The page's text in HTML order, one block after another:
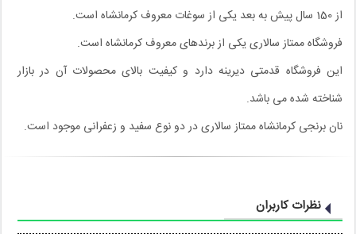
از 150 سال پیش به بعد یکی از سوغات معروف کرمانشاه است.
فروشگاه ممتاز سالاری یکی از برندهای معروف کرمانشاه است.
این فروشگاه قدمتی دیرینه دارد و کیفیت بالای محصولات آن در بازار
شناخته شده می باشد.
نان برنجی کرمانشاه ممتاز سالاری در دو نوع سفید و زعفرانی موجود است.
نظرات کاربران